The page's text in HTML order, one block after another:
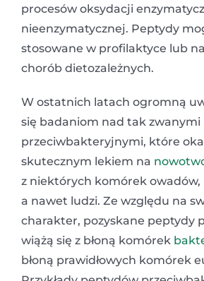
procesów oksydacji
nieenzymatycznej. Peptydy
stosowane w profilaktyce lub
chorób dietozależnych.
W ostatnich latach ogromną
się badaniom nad tak
przeciwbakteryjnymi, które
skutecznym lekiem na
z niektórych komórek owadów,
a nawet ludzi. Ze względu na
charakter, pozyskane peptydy
wiążą się z błoną komórek
błoną prawidłowych komórek